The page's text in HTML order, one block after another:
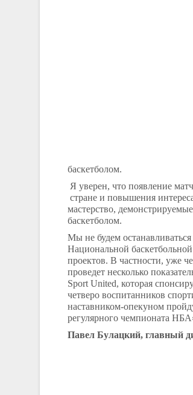
баскетболом.
Я уверен, что появление
стране и повышения
мастерство,
баскетболом.
Мы не будем
Национальной
проектов. В частности, уже
проведет несколько
Sport United, которая
четверо воспитанников
наставником-опекуном
регулярного чемпионата
Павел Булацкий, главный